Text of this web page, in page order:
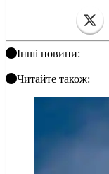
Інші новини:
Читайте також: